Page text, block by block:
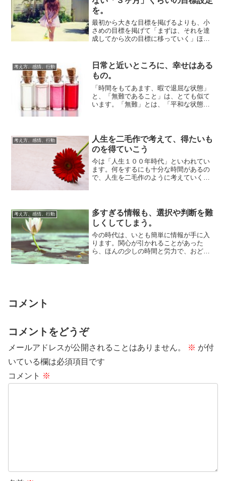
を。
最初から大きな目標を掲げるよりも、小
さめの目標を掲げて「まずは、それを達
成してから次の目標に移っていく」ほう
考え方、感情、行動
日常と近いところに、幸せはある
もの。
「時間をもてあます、暇で退屈な状態」
と、「無難であること」は、とても似て
います。「無難」とは、「平和な状態」
考え方、感情、行動
人生を二毛作で考えて、得たいも
のを得ていこう
今は「人生１００年時代」といわれてい
ます。何をするにも十分な時間があるの
で、人生を二毛作のように考えていくと
考え方、感情、行動
多すぎる情報も、選択や判断を難
しくしてしまう。
今の時代は、いとも簡単に情報が手に入
ります。関心が引かれることがあった
ら、ほんの少しの時間と労力で、おどろ
コメント
コメントをどうぞ
メールアドレスが公開されることはありません。 ※ が付
いている欄は必須項目です
コメント ※